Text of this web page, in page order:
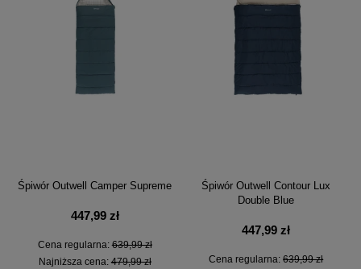
Śpiwór Outwell Camper Supreme
447,99 zł
Cena regularna:639,99 zł
Najniższa cena:479,99 zł
Śpiwór Outwell Contour Lux
Double Blue
447,99 zł
Cena regularna:639,99 zł